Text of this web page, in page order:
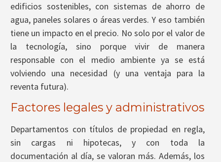
edificios sostenibles, con sistemas de ahorro de
agua, paneles solares o áreas verdes. Y eso también
tiene un impacto en el precio. No solo por el valor de
la tecnología, sino porque vivir de manera
responsable con el medio ambiente ya se está
volviendo una necesidad (y una ventaja para la
reventa futura).
Factores legales y administrativos
Departamentos con títulos de propiedad en regla,
sin cargas ni hipotecas, y con toda la
documentación al día, se valoran más. Además, los